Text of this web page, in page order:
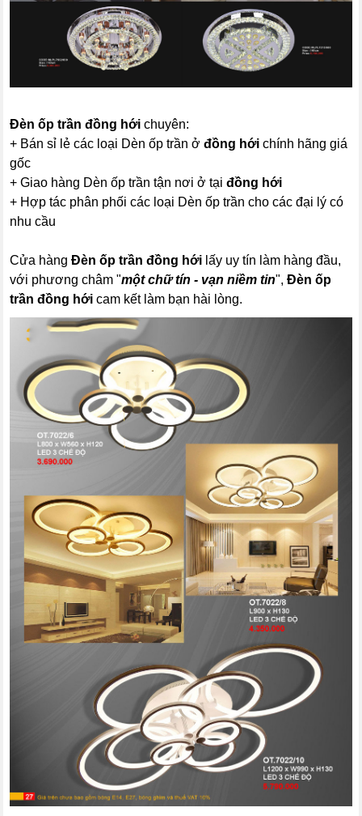
Đèn ốp trần đồng hớichuyên:
+ Bán sỉ lẻ các loại Dèn ốp trần ởđồng hới chính hãng giá
gốc
+ Giao hàng Dèn ốp trần tận nơi ở tạiđồng hới
+ Hợp tác phân phối các loại Dèn ốp trần cho các đại lý có
nhu cầu
Cửa hàngĐèn ốp trần đồng hới lấy uy tín làm hàng đầu,
với phương châm "một chữ tín - vạn niềm tin",Đèn ốp
trần đồng hới cam kết làm bạn hài lòng.